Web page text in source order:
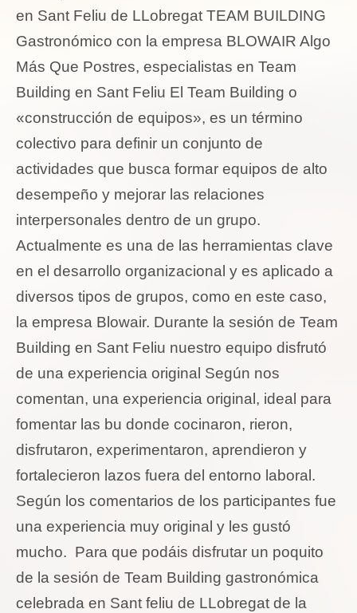
en Sant Feliu de LLobregat TEAM BUILDING
Gastronómico con la empresa BLOWAIR Algo
Más Que Postres, especialistas en Team
Building en Sant Feliu El Team Building o
«construcción de equipos», es un término
colectivo para definir un conjunto de
actividades que busca formar equipos de alto
desempeño y mejorar las relaciones
interpersonales dentro de un grupo.
Actualmente es una de las herramientas clave
en el desarrollo organizacional y es aplicado a
diversos tipos de grupos, como en este caso,
la empresa Blowair. Durante la sesión de Team
Building en Sant Feliu nuestro equipo disfrutó
de una experiencia original Según nos
comentan, una experiencia original, ideal para
fomentar las bu donde cocinaron, rieron,
disfrutaron, experimentaron, aprendieron y
fortalecieron lazos fuera del entorno laboral.
Según los comentarios de los participantes fue
una experiencia muy original y les gustó
mucho. Para que podáis disfrutar un poquito
de la sesión de Team Building gastronómica
celebrada en Sant feliu de LLobregat de la